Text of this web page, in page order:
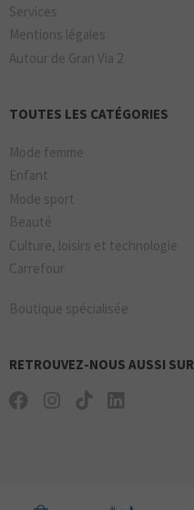
Services
Mentions légales
Autour de Gran Via 2
TOUTES LES CATÉGORIES
Mode femme
Enfant
Mode sport
Beauté
Culture, loisirs et technologie
Carrefour
Boutique spécialisée
RETROUVEZ-NOUS AUSSI SUR